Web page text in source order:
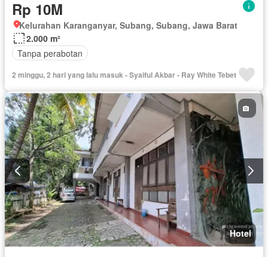
Rp 10M
Kelurahan Karanganyar, Subang, Subang, Jawa Barat
2.000 m²
Tanpa perabotan
2 minggu, 2 hari yang lalu masuk - Syaiful Akbar - Ray White Tebet
Hotel